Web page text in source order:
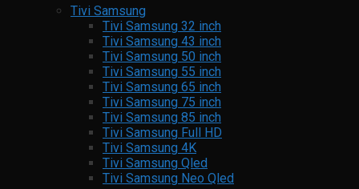
Tivi Samsung
Tivi Samsung 32 inch
Tivi Samsung 43 inch
Tivi Samsung 50 inch
Tivi Samsung 55 inch
Tivi Samsung 65 inch
Tivi Samsung 75 inch
Tivi Samsung 85 inch
Tivi Samsung Full HD
Tivi Samsung 4K
Tivi Samsung Qled
Tivi Samsung Neo Qled